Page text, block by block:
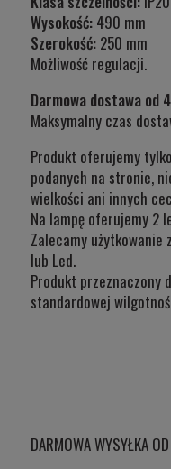
Wysokość: 490 mm
Szerokość: 250 mm
Możliwość regulacji.
Darmowa dostawa od
Maksymalny czas
Produkt oferujemy
podanych na stronie,
wielkości ani innych
Na lampę oferujemy 2
Zalecamy użytkowanie
lub Led.
Produkt przeznaczony
standardowej
DARMOWA WYSYŁKA